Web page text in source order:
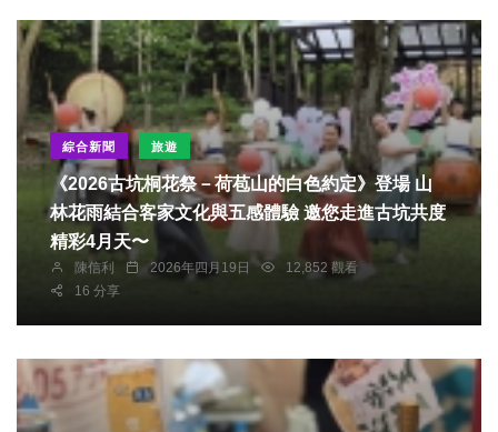
綜合新聞 旅遊
《2026古坑桐花祭－荷苞山的白色約定》登場 山
林花雨結合客家文化與五感體驗 邀您走進古坑共度
精彩4月天〜
陳信利 2026年四月19日
12,852 觀看
16 分享